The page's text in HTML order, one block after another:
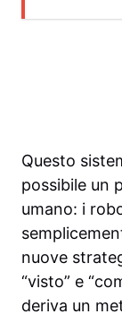
Questo
possibile un
umano: i
nuove
“visto” e
deriva un